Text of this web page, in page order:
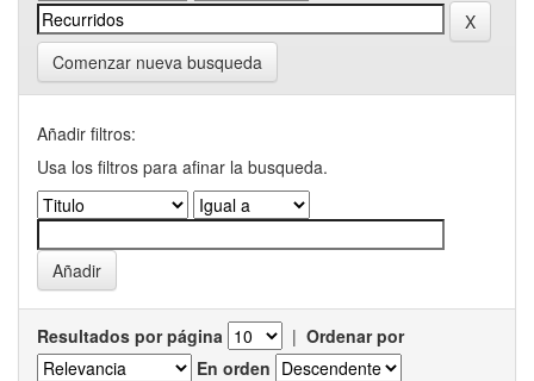
Comenzar nueva busqueda
Añadir filtros:
Usa los filtros para afinar la busqueda.
Resultados por página | Ordenar por
En orden